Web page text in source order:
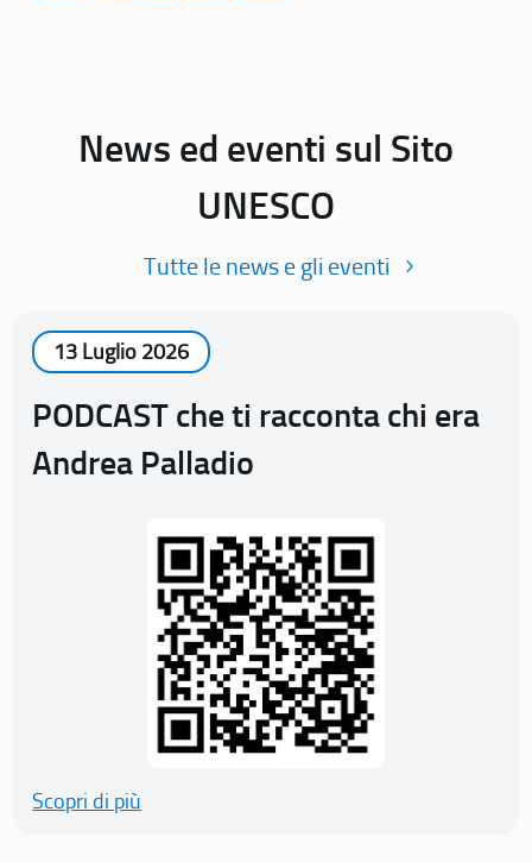
News ed eventi sul Sito
UNESCO
Tutte le news e gli eventi
13 Luglio 2026
PODCAST che ti racconta chi era
Andrea Palladio
Scopri di più